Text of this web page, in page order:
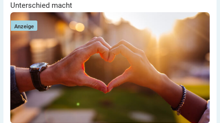
Unterschied macht
Anzeige